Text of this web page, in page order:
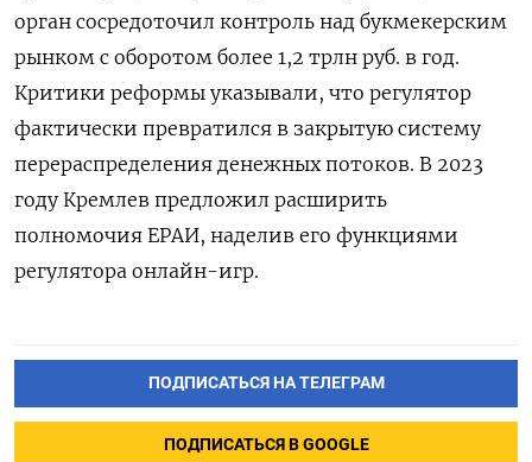
орган сосредоточил контроль над букмекерским
рынком с оборотом более 1,2 трлн руб. в год.
Критики реформы указывали, что регулятор
фактически превратился в закрытую систему
перераспределения денежных потоков. В 2023
году Кремлев предложил расширить
полномочия ЕРАИ, наделив его функциями
регулятора онлайн-игр.
ПОДПИСАТЬСЯ НА ТЕЛЕГРАМ
ПОДПИСАТЬСЯ В GOOGLE